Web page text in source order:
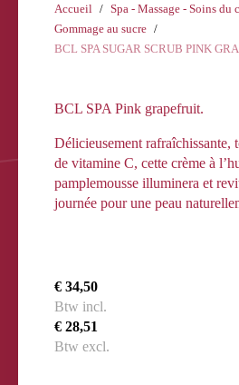
Accueil Spa - Massage - Soins du
Gommage au sucre
BCL SPA SUGAR SCRUB PINK
BCL SPA Pink grapefruit.
Délicieusement rafraîchissante,
de vitamine C, cette crème à
pamplemousse illuminera et
journée pour une peau
€ 34,50
Btw incl.
€ 28,51
Btw excl.